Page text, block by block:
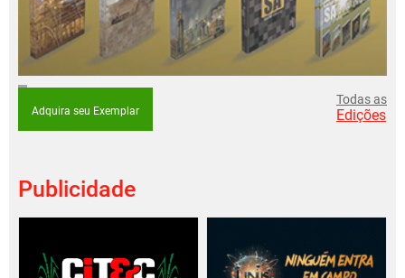
Adquira seu Exemplar
Todas as
Edições
Publicidade